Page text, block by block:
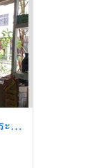
ปั้มน้ำอัตโนมัติใช้ในบ้านสระแก้ว